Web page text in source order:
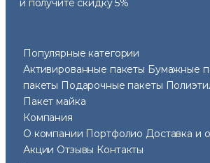
и получите скидку 5%
Популярные категории
Активированные пакеты Бумажные
пакеты Подарочные пакеты
Пакет майка
Компания
О компании Портфолио Доставка и
Акции Отзывы Контакты